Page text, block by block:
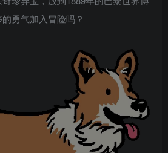
勇气加入冒险吗？